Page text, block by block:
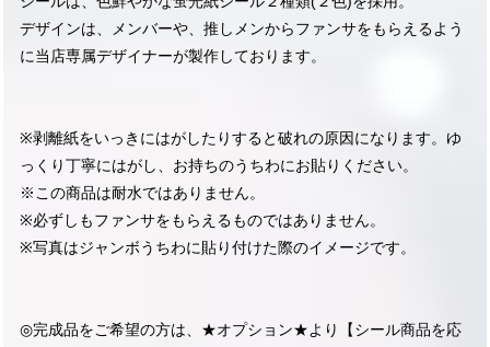
デザインは、メンバーや、推しメンからファンサをもらえるよう
に当店専属デザイナーが製作しております。
※剥離紙をいっきにはがしたりすると破れの原因になります。ゆ
っくり丁寧にはがし、お持ちのうちわにお貼りください。
※この商品は耐水ではありません。
※必ずしもファンサをもらえるものではありません。
※写真はジャンボうちわに貼り付けた際のイメージです。
◎完成品をご希望の方は、★オプション★より【シール商品を応